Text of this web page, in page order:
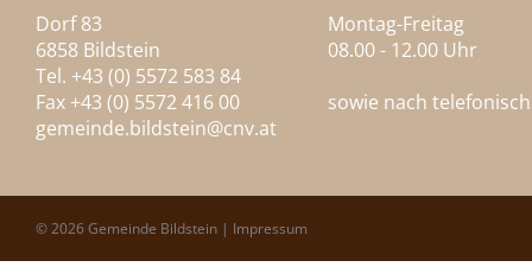
Dorf 83
6858 Bildstein
Tel. +43 (0) 5572 583 84
Fax +43 (0) 5572 416 00
gemeinde.bildstein@cnv.at
Montag-Freitag
08.00 - 12.00 Uhr
sowie nach
© 2026 Gemeinde Bildstein | Impressum